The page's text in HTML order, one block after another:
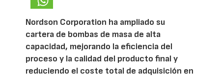
Nordson Corporation ha ampliado su
cartera de bombas de masa de alta
capacidad, mejorando la eficiencia del
proceso y la calidad del producto final y
reduciendo el coste total de adquisición en